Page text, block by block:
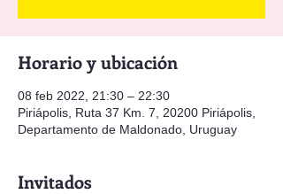
Horario y ubicación
08 feb 2022, 21:30 – 22:30
Piriápolis, Ruta 37 Km. 7, 20200 Piriápolis,
Departamento de Maldonado, Uruguay
Invitados